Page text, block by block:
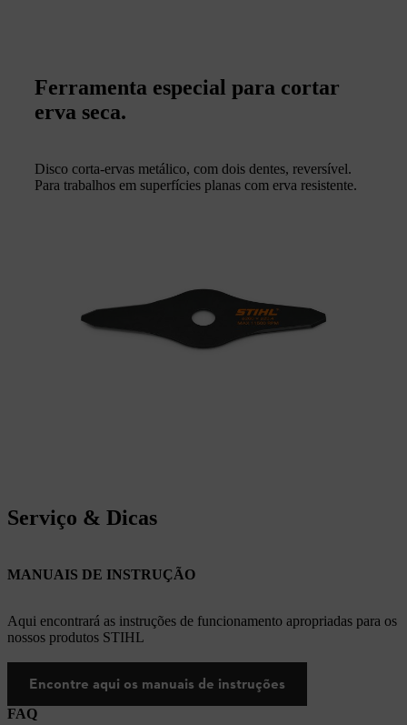
Ferramenta especial para cortar
erva seca.
Disco corta-ervas metálico, com dois dentes, reversível.
Para trabalhos em superfícies planas com erva resistente.
Serviço & Dicas
MANUAIS DE INSTRUÇÃO
Aqui encontrará as instruções de funcionamento apropriadas para os
nossos produtos STIHL
Encontre aqui os manuais de instruções
FAQ